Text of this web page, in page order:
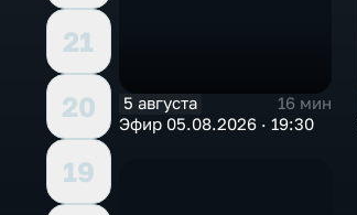
21
20
19
5 августа
16 мин
Эфир 05.08.2026 · 19:30